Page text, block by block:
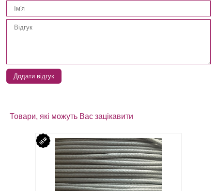
Додати відгук
Товари, які можуть Вас зацікавити